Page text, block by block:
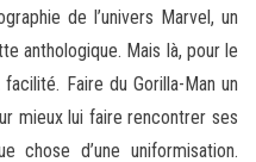
de l’univers Marvel, un
anthologique. Mais là, pour le
Faire du Gorilla-Man un
mieux lui faire rencontrer ses
chose d’une uniformisation.